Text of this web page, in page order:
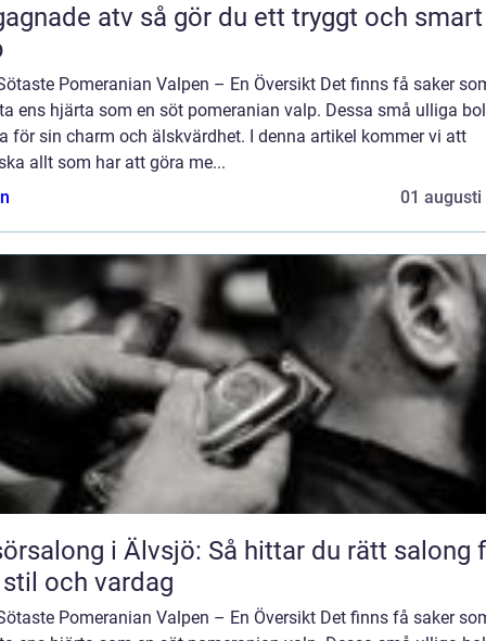
atv så gör du ett tryggt och smart
Pomeranian Valpen – En Översikt Det finns få saker
ens hjärta som en söt pomeranian valp. Dessa små ulliga
för sin charm och älskvärdhet. I denna artikel kommer vi att
allt som har att göra me...
01 augusti
i Älvsjö: Så hittar du rätt salong
och vardag
Pomeranian Valpen – En Översikt Det finns få saker